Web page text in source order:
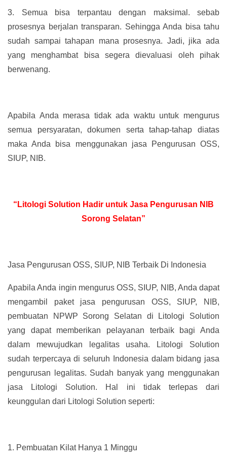
3.
Semua bisa terpantau dengan maksimal. sebab
prosesnya berjalan transparan. Sehingga Anda bisa tahu
sudah sampai tahapan mana prosesnya. Jadi, jika ada
yang menghambat bisa segera dievaluasi oleh pihak
berwenang.
Apabila Anda merasa tidak ada waktu untuk mengurus
semua persyaratan, dokumen serta tahap-tahap diatas
maka Anda bisa menggunakan jasa Pengurusan OSS,
SIUP, NIB.
“Litologi Solution Hadir untuk Jasa Pengurusan NIB
Sorong Selatan”
Jasa Pengurusan OSS, SIUP, NIB Terbaik Di Indonesia
Apabila Anda ingin mengurus OSS, SIUP, NIB, Anda dapat
mengambil paket jasa pengurusan OSS, SIUP, NIB,
pembuatan NPWP Sorong Selatan di Litologi Solution
yang dapat memberikan pelayanan terbaik bagi Anda
dalam mewujudkan legalitas usaha. Litologi Solution
sudah terpercaya di seluruh Indonesia dalam bidang jasa
pengurusan legalitas. Sudah banyak yang menggunakan
jasa Litologi Solution. Hal ini tidak terlepas dari
keunggulan dari Litologi Solution seperti:
1. Pembuatan Kilat Hanya 1 Minggu